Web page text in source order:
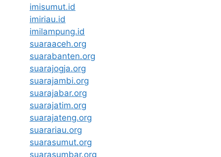
imisumut.id
imiriau.id
imilampung.id
suaraaceh.org
suarabanten.org
suarajogja.org
suarajambi.org
suarajabar.org
suarajatim.org
suarajateng.org
suarariau.org
suarasumut.org
suarasumbar.org